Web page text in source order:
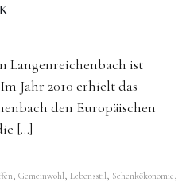
Langenreichenbach ist
Jahr 2010 erhielt das
den Europäischen
[…]
, Gemeinwohl , Lebensstil , Schenkökonomie,